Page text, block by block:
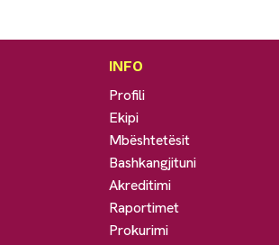
INFO
Profili
Ekipi
Mbështetësit
Bashkangjituni
Akreditimi
Raportimet
Prokurimi